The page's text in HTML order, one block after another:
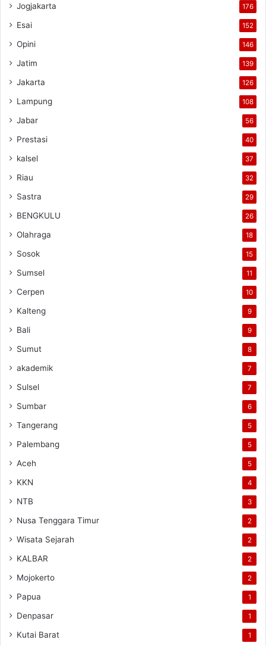
Jogjakarta 176
Esai 152
Opini 146
Jatim 139
Jakarta 126
Lampung 108
Jabar 56
Prestasi 40
kalsel 37
Riau 32
Sastra 29
BENGKULU 26
Olahraga 18
Sosok 15
Sumsel 11
Cerpen 10
Kalteng 9
Bali 9
Sumut 8
akademik 7
Sulsel 7
Sumbar 6
Tangerang 5
Palembang 5
Aceh 5
KKN 4
NTB 3
Nusa Tenggara Timur 2
Wisata Sejarah 2
KALBAR 2
Mojokerto 2
Papua 1
Denpasar 1
Kutai Barat 1